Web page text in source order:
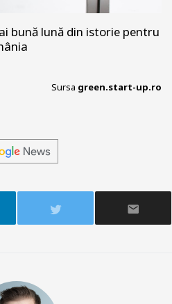
bună lună din istorie pentru
Sursa green.start-up.ro